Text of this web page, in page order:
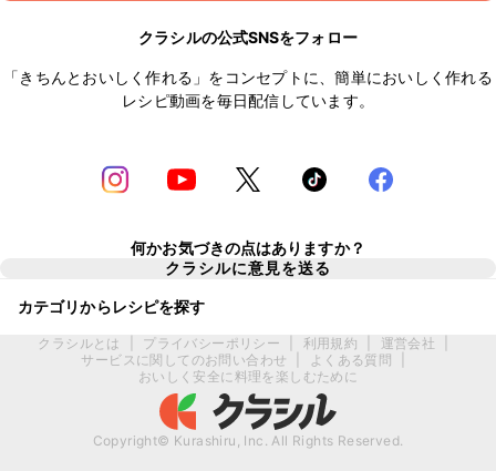
クラシルの公式SNSをフォロー
「きちんとおいしく作れる」をコンセプトに、簡単においしく作れる
レシピ動画を毎日配信しています。
何かお気づきの点はありますか？
クラシルに意見を送る
カテゴリからレシピを探す
クラシルとは プライバシーポリシー 利用規約 運営会社
サービスに関してのお問い合わせ
よくある質問
おいしく安全に料理を楽しむために
Copyright© Kurashiru, Inc. All Rights Reserved.